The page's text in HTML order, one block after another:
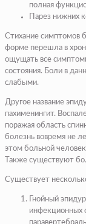
полная
Парез нижних
Стихание симптомов
форме перешла в
ощущать все
состояния. Боли в
слабыми.
Другое название
пахименингит.
поражая область
болезнь вовремя не
этом больной
Также существуют
Существует
Гнойный
инфекционных